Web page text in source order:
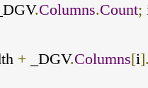
.Columns.Count;
+ _DGV.Columns[i